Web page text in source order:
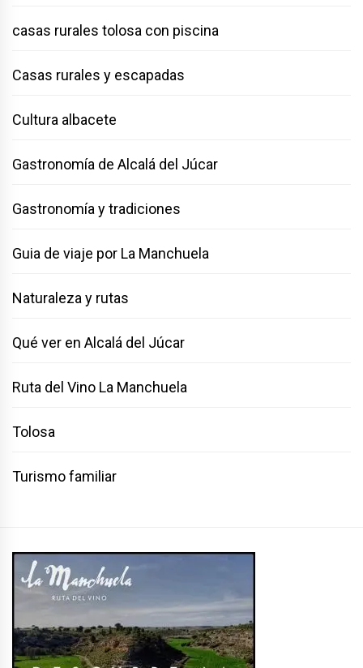
casas rurales tolosa con piscina
Casas rurales y escapadas
Cultura albacete
Gastronomía de Alcalá del Júcar
Gastronomía y tradiciones
Guia de viaje por La Manchuela
Naturaleza y rutas
Qué ver en Alcalá del Júcar
Ruta del Vino La Manchuela
Tolosa
Turismo familiar